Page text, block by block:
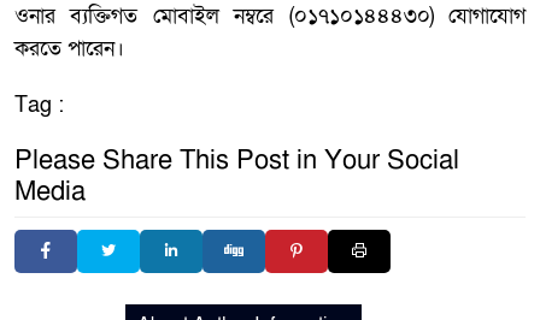
ওনার ব্যক্তিগত মোবাইল নম্বরে (০১৭১০১৪৪৪৩০) যোগাযোগ
করতে পারেন।
Tag :
Please Share This Post in Your Social
Media